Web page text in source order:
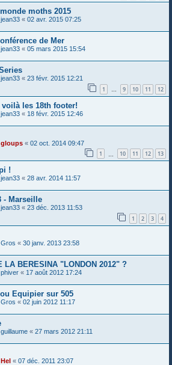
moths 2015
jean33 « 02 avr. 2015 07:25
de Mer
jean33 « 05 mars 2015 15:54
jean33 « 23 févr. 2015 12:21
1 … 9 10 11 12
les 18th footer!
jean33 « 18 févr. 2015 12:46
gloups « 02 oct. 2014 09:47
1 10 11 12 13
!
jean33 « 28 avr. 2014 11:57
- Marseille
jean33 « 23 déc. 2013 11:53
1 2 3 4
Gros « 30 janv. 2013 23:58
LA BERESINA "LONDON 2012" ?
phiver « 17 août 2012 17:24
Equipier sur 505
Gros « 02 juin 2012 11:17
guillaume « 27 mars 2012 21:11
Hel « 07 déc. 2011 23:07